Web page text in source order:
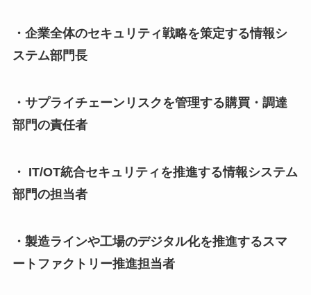
・企業全体のセキュリティ戦略を策定する情報シ
ステム部門長
・サプライチェーンリスクを管理する購買・調達
部門の責任者
・ IT/OT統合セキュリティを推進する情報システム
部門の担当者
・製造ラインや工場のデジタル化を推進するスマ
ートファクトリー推進担当者